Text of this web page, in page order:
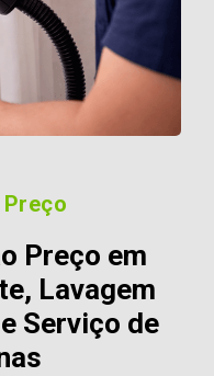
Preço em
Lavagem
Serviço de